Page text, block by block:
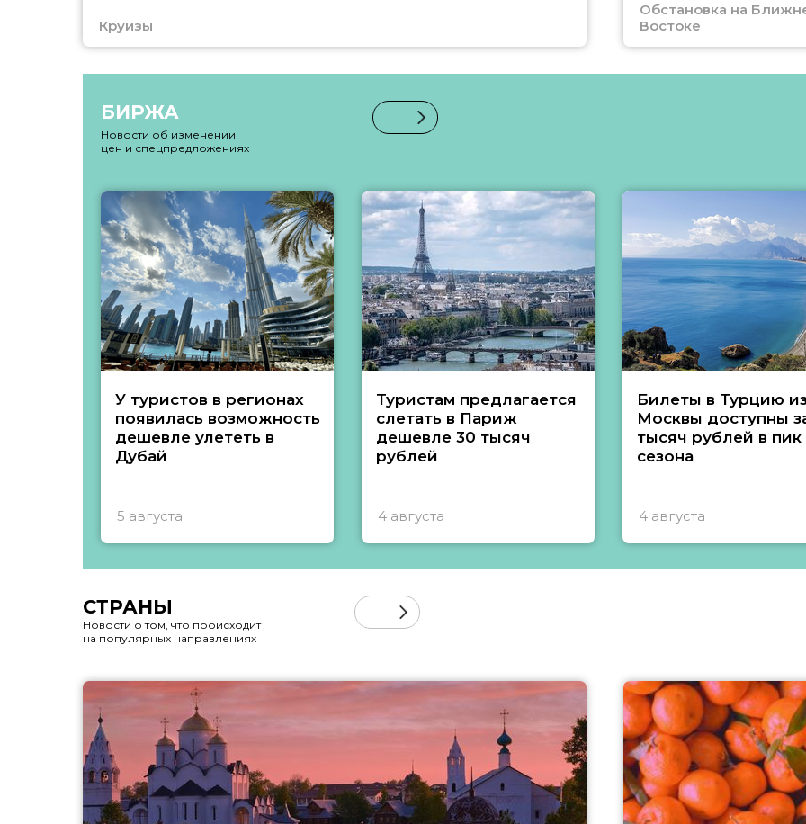
Круизы
Обстановка на
Востоке
БИРЖА
Новости об изменении
цен и спецпредложениях
У туристов в регионах
появилась возможность
дешевле улететь в
Дубай
5 августа
Туристам предлагается
слетать в Париж
дешевле 30 тысяч
рублей
4 августа
Билеты в Турцию из
Москвы доступны
тысяч рублей в пик
сезона
4 августа
СТРАНЫ
Новости о том, что происходит
на популярных направлениях